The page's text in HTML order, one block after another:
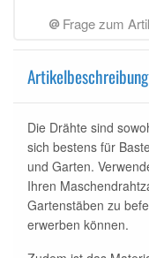
Frage zum
Artikelbeschreibung
Die Drähte sind
sich bestens für
und Garten.
Ihren
Gartenstäben zu
erwerben können.